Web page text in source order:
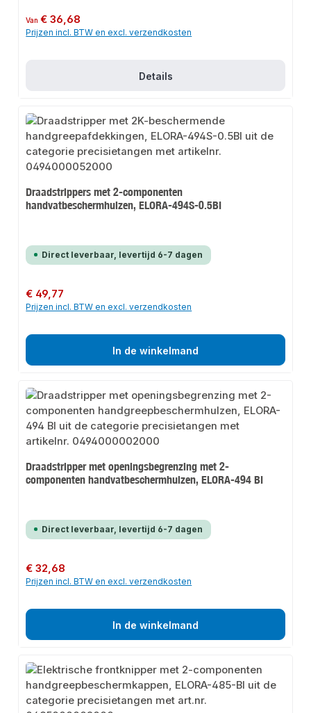
Normale prijs:
Van€ 36,68
Prijzen incl. BTW en excl. verzendkosten
Details
Draadstrippers met 2-componenten
handvatbeschermhulzen, ELORA-494S-0.5BI
Direct leverbaar, levertijd 6-7 dagen
Normale prijs:
€ 49,77
Prijzen incl. BTW en excl. verzendkosten
In de winkelmand
Draadstripper met openingsbegrenzing met 2-
componenten handvatbeschermhulzen, ELORA-494 BI
Direct leverbaar, levertijd 6-7 dagen
Normale prijs:
€ 32,68
Prijzen incl. BTW en excl. verzendkosten
In de winkelmand